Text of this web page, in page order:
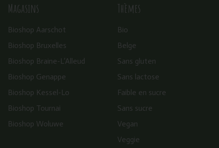
Magasins
Bioshop Aarschot
Bioshop Bruxelles
Bioshop Braine-L’Alleud
Bioshop Genappe
Bioshop Kessel-Lo
Bioshop Tournai
Bioshop Woluwe
Thèmes
Bio
Belge
Sans gluten
Sans lactose
Faible en sucre
Sans sucre
Vegan
Veggie